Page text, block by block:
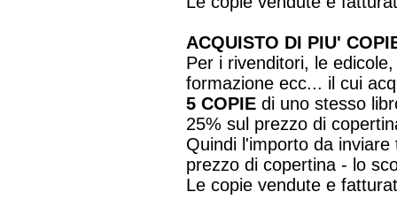
ACQUISTO DI PIU'
Per i rivenditori, le
formazione ecc... il cui
5 COPIE di uno stesso
25% sul prezzo di
Quindi l'importo da
prezzo di copertina - lo
Le copie vendute e